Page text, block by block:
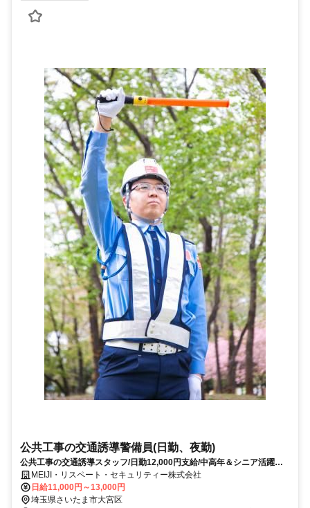
公共工事の交通誘導警備員(日勤、夜勤)
公共工事の交通誘導スタッフ/日勤12,000円支給/中高年＆シニア活躍中/
週1日～勤務OK！
MEIJI・リスペート・セキュリティー株式会社
日給11,000円～13,000円
埼玉県さいたま市大宮区